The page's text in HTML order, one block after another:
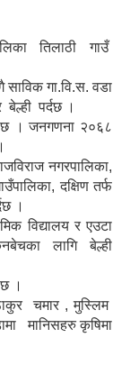
तिलाठी गाउँ
साविक गा.वि.स. वडा
पर्दछ ।
छ । जनगणना २०६८
नगरपालिका,
दक्षिण तर्फ
।
विद्यालय र एउटा
लागि बेल्ही
।
चमार , मुस्लिम
मानिसहरु कृषिमा